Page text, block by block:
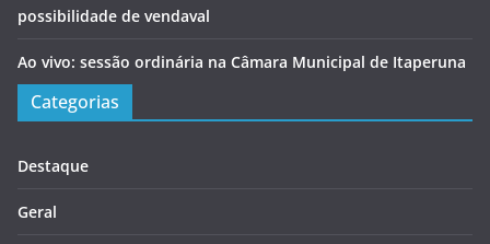
possibilidade de vendaval
Ao vivo: sessão ordinária na Câmara Municipal de Itaperuna
Categorias
Destaque
Geral